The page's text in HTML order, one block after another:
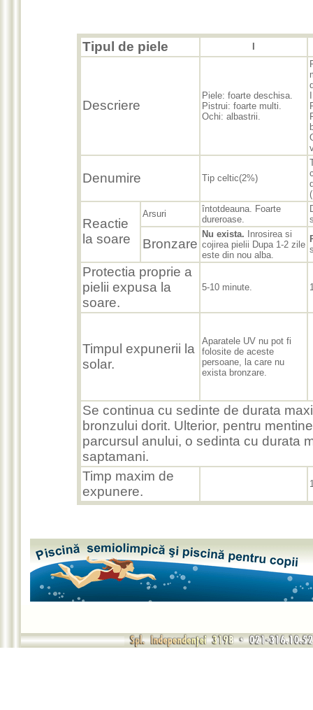
Tipul de piele
Descriere
Piele: foarte deschisa.
Pistrui: foarte multi.
Ochi: albastrii.
Denumire Tip celtic(2%)
Reactie
la soare
Arsuri
întotdeauna. Foarte
dureroase.
Bronzare
Nu exista. Inrosirea si
cojirea pielii Dupa 1-2 zile
este din nou alba.
Protectia proprie a
pielii expusa la
soare.
5-10 minute.
Timpul expunerii la
solar.
Aparatele UV nu pot fi
folosite de aceste
persoane, la care nu
exista bronzare.
Se continua cu sedinte de durata
bronzului dorit. Ulterior, pentru
parcursul anului, o sedinta cu durata
saptamani.
Timp maxim de
expunere.